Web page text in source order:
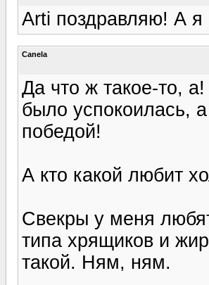
Arti поздравляю! А
Canela
Да что ж такое-то,
было успокоилась,
победой!
А кто какой любит
Свекры у меня
типа хрящиков и
такой. Ням, ням.